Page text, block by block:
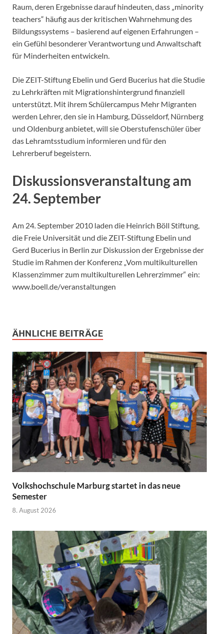
Raum, deren Ergebnisse darauf hindeuten, dass „minority
teachers“ häufig aus der kritischen Wahrnehmung des
Bildungssystems – basierend auf eigenen Erfahrungen –
ein Gefühl besonderer Verantwortung und Anwaltschaft
für Minderheiten entwickeln.
Die ZEIT-Stiftung Ebelin und Gerd Bucerius hat die Studie
zu Lehrkräften mit Migrationshintergrund finanziell
unterstützt. Mit ihrem Schülercampus Mehr Migranten
werden Lehrer, den sie in Hamburg, Düsseldorf, Nürnberg
und Oldenburg anbietet, will sie Oberstufenschüler über
das Lehramtsstudium informieren und für den
Lehrerberuf begeistern.
Diskussionsveranstaltung am
24. September
Am 24. September 2010 laden die Heinrich Böll Stiftung,
die Freie Universität und die ZEIT-Stiftung Ebelin und
Gerd Bucerius in Berlin zur Diskussion der Ergebnisse der
Studie im Rahmen der Konferenz „Vom multikulturellen
Klassenzimmer zum multikulturellen Lehrerzimmer“ ein:
www.boell.de/veranstaltungen
ÄHNLICHE BEITRÄGE
Volkshochschule Marburg startet in das neue
Semester
8. August 2026